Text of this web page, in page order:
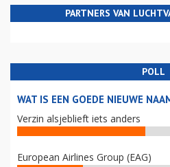
PARTNERS VAN
POLL
WAT IS EEN GOEDE NIEUWE
Verzin alsjeblieft iets anders
European Airlines Group (EAG)